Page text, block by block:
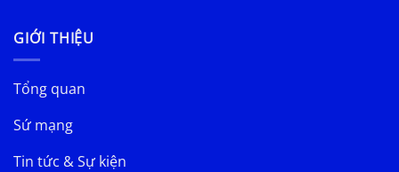
GIỚI THIỆU
Tổng quan
Sứ mạng
Tin tức & Sự kiện